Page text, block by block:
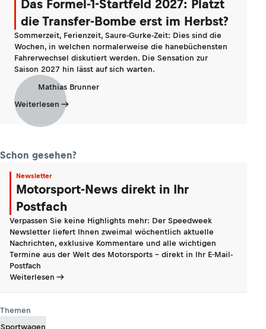
Das Formel-1-Startfeld 2027: Platzt
die Transfer-Bombe erst im Herbst?
Sommerzeit, Ferienzeit, Saure-Gurke-Zeit: Dies sind die
Wochen, in welchen normalerweise die hanebüchensten
Fahrerwechsel diskutiert werden. Die Sensation zur
Saison 2027 hin lässt auf sich warten.
Mathias Brunner
Weiterlesen
Schon gesehen?
Newsletter
Motorsport-News direkt in Ihr
Postfach
Verpassen Sie keine Highlights mehr: Der Speedweek
Newsletter liefert Ihnen zweimal wöchentlich aktuelle
Nachrichten, exklusive Kommentare und alle wichtigen
Termine aus der Welt des Motorsports - direkt in Ihr E-Mail-
Postfach
Weiterlesen
Themen
Sportwagen